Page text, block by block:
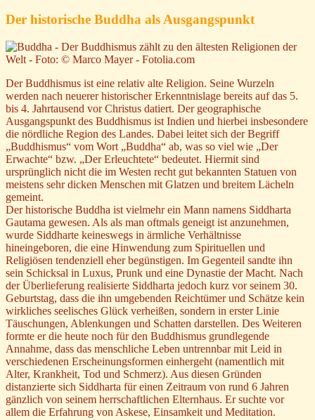
Der historische Buddha als Ausgangspunkt
Der Buddhismus ist eine relativ alte Religion. Seine Wurzeln
werden nach neuerer historischer Erkenntnislage bereits auf das 5.
bis 4. Jahrtausend vor Christus datiert. Der geographische
Ausgangspunkt des Buddhismus ist Indien und hierbei insbesondere
die nördliche Region des Landes. Dabei leitet sich der Begriff
„Buddhismus“ vom Wort „Buddha“ ab, was so viel wie „Der
Erwachte“ bzw. „Der Erleuchtete“ bedeutet. Hiermit sind
ursprünglich nicht die im Westen recht gut bekannten Statuen von
meistens sehr dicken Menschen mit Glatzen und breitem Lächeln
gemeint.
Der historische Buddha ist vielmehr ein Mann namens Siddharta
Gautama gewesen. Als als man oftmals geneigt ist anzunehmen,
wurde Siddharte keineswegs in ärmliche Verhältnisse
hineingeboren, die eine Hinwendung zum Spirituellen und
Religiösen tendenziell eher begünstigen. Im Gegenteil sandte ihn
sein Schicksal in Luxus, Prunk und eine Dynastie der Macht. Nach
der Überlieferung realisierte Siddharta jedoch kurz vor seinem 30.
Geburtstag, dass die ihn umgebenden Reichtümer und Schätze kein
wirkliches seelisches Glück verheißen, sondern in erster Linie
Täuschungen, Ablenkungen und Schatten darstellen. Des Weiteren
formte er die heute noch für den Buddhismus grundlegende
Annahme, dass das menschliche Leben untrennbar mit Leid in
verschiedenen Erscheinungsformen einhergeht (namentlich mit
Alter, Krankheit, Tod und Schmerz). Aus diesen Gründen
distanzierte sich Siddharta für einen Zeitraum von rund 6 Jahren
gänzlich von seinem herrschaftlichen Elternhaus. Er suchte vor
allem die Erfahrung von Askese, Einsamkeit und Meditation.